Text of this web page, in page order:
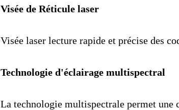
Visée de Réticule laser
Visée laser lecture rapide et précise des
Technologie d'éclairage multispectral
La technologie multispectrale permet